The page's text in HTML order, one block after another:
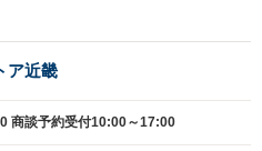
ア近畿
商談予約受付10:00～17:00